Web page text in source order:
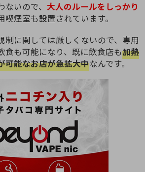
いので、 大人のルールをしっかり
喫煙室も設置されています。
制に関しては厳しくないので、専用
食も可能になり、既に飲食店も加熱
可能なお店が急拡大中なんです。